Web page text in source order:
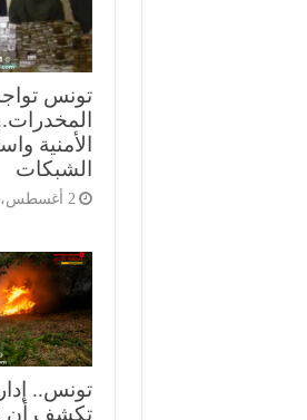
تونس
الأمنية
الشبكات
2 أغسطس، 2026
تونس..